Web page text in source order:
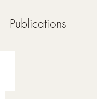
Publications